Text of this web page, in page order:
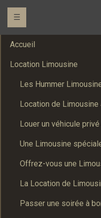
☰
Accueil
Location Limousine
Les Hummer
Location de Limousine
Louer un véhicule
Offrez-vous une
Passer une soirée à